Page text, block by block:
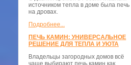
источником тепла в доме была печь
на дровах.
Подробнее...
ПЕЧЬ КАМИН: УНИВЕРСАЛЬНОЕ
РЕШЕНИЕ ДЛЯ ТЕПЛА И УЮТА
Владельцы загородных домов всё
чаще выбирают печь камин как